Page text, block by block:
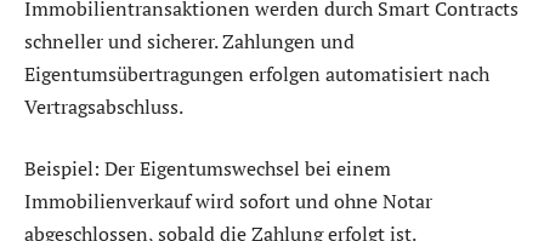
Immobilientransaktionen werden durch Smart Contracts
schneller und sicherer. Zahlungen und
Eigentumsübertragungen erfolgen automatisiert nach
Vertragsabschluss.
Beispiel: Der Eigentumswechsel bei einem
Immobilienverkauf wird sofort und ohne Notar
abgeschlossen, sobald die Zahlung erfolgt ist.